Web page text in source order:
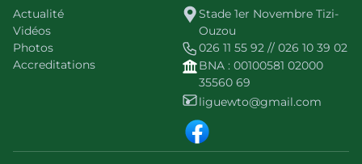
Actualité
Vidéos
Photos
Accreditations
Stade 1er Novembre Tizi-
Ouzou
026 11 55 92 // 026 10 39 02
BNA : 00100581 02000
35560 69
liguewto@gmail.com